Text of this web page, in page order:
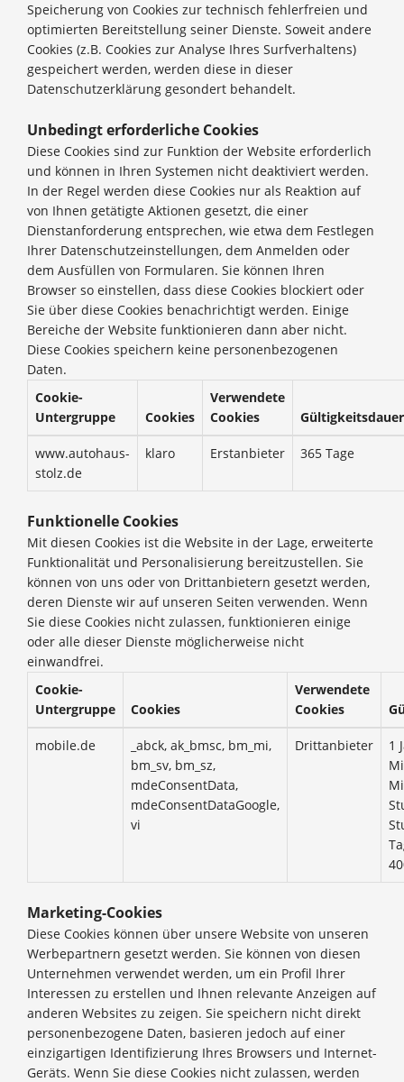
Speicherung von Cookies zur technisch fehlerfreien und
optimierten Bereitstellung seiner Dienste. Soweit andere
Cookies (z.B. Cookies zur Analyse Ihres Surfverhaltens)
gespeichert werden, werden diese in dieser
Datenschutzerklärung gesondert behandelt.
Unbedingt erforderliche Cookies
Diese Cookies sind zur Funktion der Website erforderlich
und können in Ihren Systemen nicht deaktiviert werden.
In der Regel werden diese Cookies nur als Reaktion auf
von Ihnen getätigte Aktionen gesetzt, die einer
Dienstanforderung entsprechen, wie etwa dem Festlegen
Ihrer Datenschutzeinstellungen, dem Anmelden oder
dem Ausfüllen von Formularen. Sie können Ihren
Browser so einstellen, dass diese Cookies blockiert oder
Sie über diese Cookies benachrichtigt werden. Einige
Bereiche der Website funktionieren dann aber nicht.
Diese Cookies speichern keine personenbezogenen
Daten.
Cookie-
Untergruppe
Cookies
Verwendete
Cookies
Gültigkeitsdauer
www.autohaus-
stolz.de
klaro Erstanbieter 365 Tage
Funktionelle Cookies
Mit diesen Cookies ist die Website in der Lage, erweiterte
Funktionalität und Personalisierung bereitzustellen. Sie
können von uns oder von Drittanbietern gesetzt werden,
deren Dienste wir auf unseren Seiten verwenden. Wenn
Sie diese Cookies nicht zulassen, funktionieren einige
oder alle dieser Dienste möglicherweise nicht
einwandfrei.
Cookie-
Untergruppe
Cookies
Verwendete
Cookies
mobile.de
_abck, ak_bmsc, bm_mi,
bm_sv, bm_sz,
mdeConsentData,
mdeConsentDataGoogle,
vi
Drittanbieter
1
Marketing-Cookies
Diese Cookies können über unsere Website von unseren
Werbepartnern gesetzt werden. Sie können von diesen
Unternehmen verwendet werden, um ein Profil Ihrer
Interessen zu erstellen und Ihnen relevante Anzeigen auf
anderen Websites zu zeigen. Sie speichern nicht direkt
personenbezogene Daten, basieren jedoch auf einer
einzigartigen Identifizierung Ihres Browsers und Internet-
Geräts. Wenn Sie diese Cookies nicht zulassen, werden